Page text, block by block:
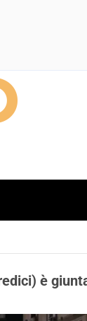
è